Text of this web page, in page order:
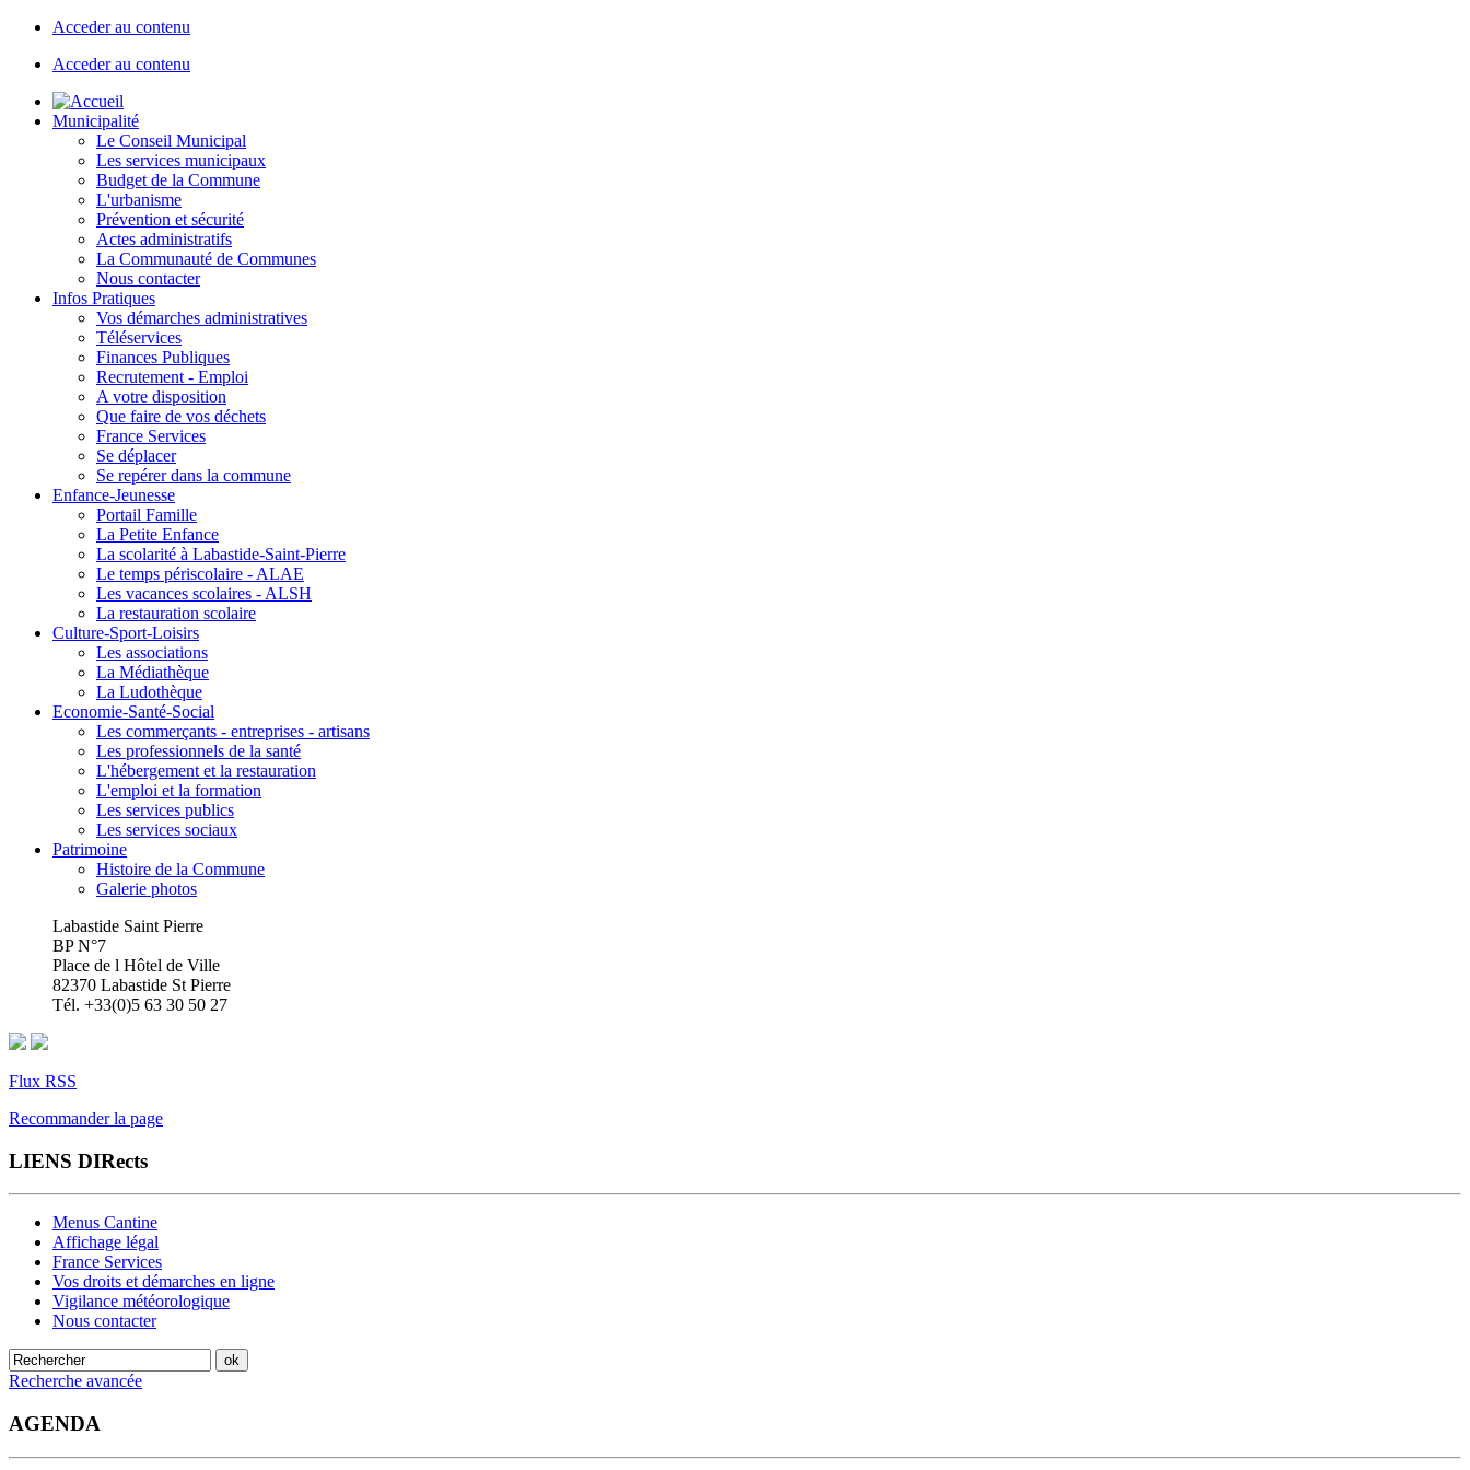
Acceder au contenu
Acceder au contenu
Municipalité
Le Conseil Municipal
Les services municipaux
Budget de la Commune
L'urbanisme
Prévention et sécurité
Actes administratifs
La Communauté de Communes
Nous contacter
Infos Pratiques
Vos démarches administratives
Téléservices
Finances Publiques
Recrutement - Emploi
A votre disposition
Que faire de vos déchets
France Services
Se déplacer
Se repérer dans la commune
Enfance-Jeunesse
Portail Famille
La Petite Enfance
La scolarité à Labastide-Saint-Pierre
Le temps périscolaire - ALAE
Les vacances scolaires - ALSH
La restauration scolaire
Culture-Sport-Loisirs
Les associations
La Médiathèque
La Ludothèque
Economie-Santé-Social
Les commerçants - entreprises - artisans
Les professionnels de la santé
L'hébergement et la restauration
L'emploi et la formation
Les services publics
Les services sociaux
Patrimoine
Histoire de la Commune
Galerie photos
Labastide Saint Pierre
BP N°7
Place de l Hôtel de Ville
82370 Labastide St Pierre
Tél. +33(0)5 63 30 50 27
Flux RSS
Recommander la page
LIENS DIRects
Menus Cantine
Affichage légal
France Services
Vos droits et démarches en ligne
Vigilance météorologique
Nous contacter
Recherche avancée
AGENDA